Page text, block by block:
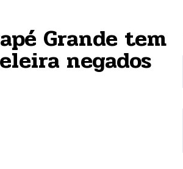
Grande tem
negados